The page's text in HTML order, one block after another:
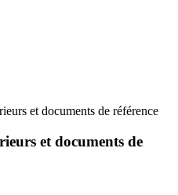
et documents de référence
et documents de